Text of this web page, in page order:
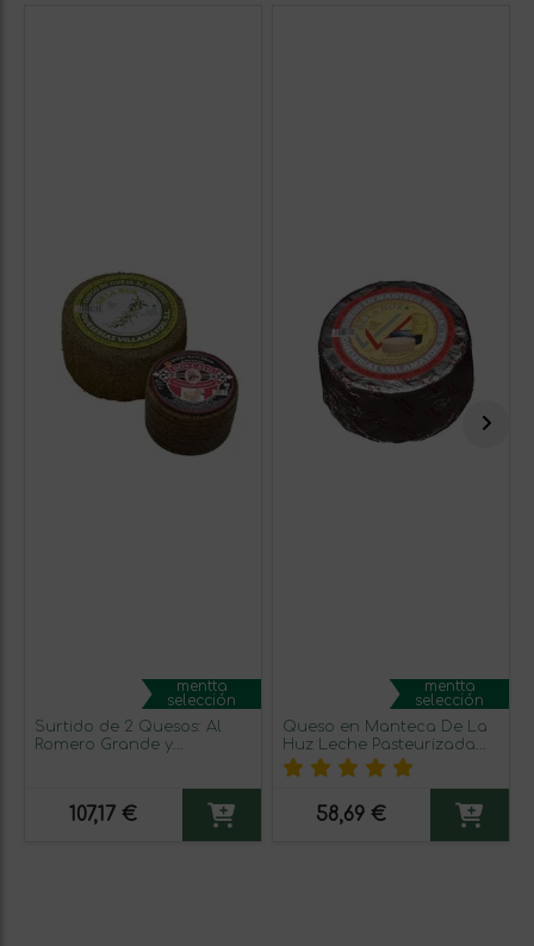
mentta
selección
Surtido de 2 Quesos: Al
Romero Grande y
107,17 €
mentta
selección
Queso en Manteca De La
Huz Leche Pasteurizada
Mediano
58,69 €